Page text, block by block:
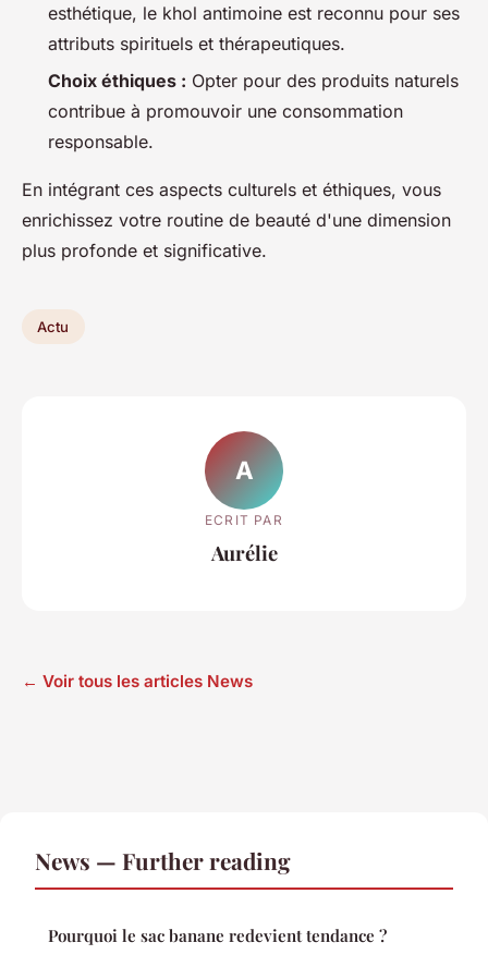
esthétique, le khol antimoine est reconnu pour ses
attributs spirituels et thérapeutiques.
Choix éthiques : Opter pour des produits naturels
contribue à promouvoir une consommation
responsable.
En intégrant ces aspects culturels et éthiques, vous
enrichissez votre routine de beauté d'une dimension
plus profonde et significative.
Actu
A
ECRIT PAR
Aurélie
← Voir tous les articles News
News — Further reading
Pourquoi le sac banane redevient tendance ?